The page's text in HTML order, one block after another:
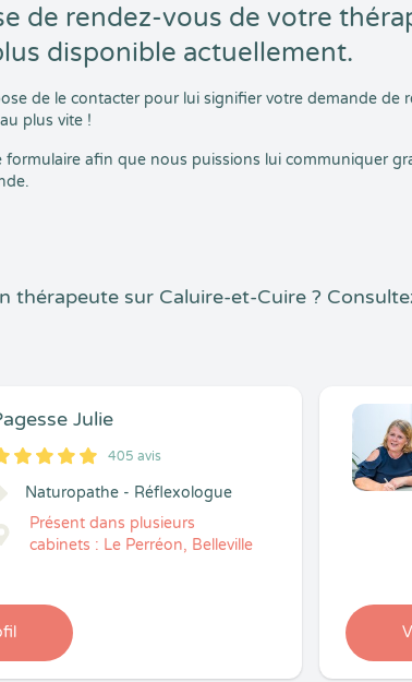
de rendez-vous de votre
disponible actuellement.
de le contacter pour lui signifier votre demande de
plus vite !
formulaire afin que nous puissions lui communiquer
thérapeute sur Caluire-et-Cuire ?
Julie
405 avis
Naturopathe - Réflexologue
Présent dans plusieurs
cabinets : Le Perréon, Belleville